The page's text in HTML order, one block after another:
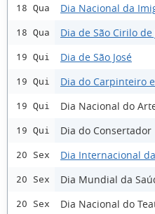
18 Qua Dia Nacional da
18 Qua Dia de São Cirilo de
19 Qui Dia de São José
19 Qui Dia do Carpinteiro
19 Qui Dia Nacional do
19 Qui Dia do Consertador
20 Sex Dia Internacional
20 Sex Dia Mundial da
20 Sex Dia Nacional do